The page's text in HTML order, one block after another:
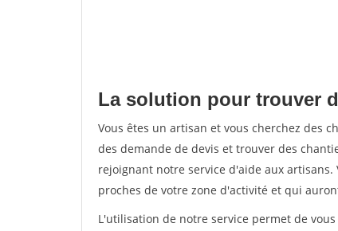
La solution pour trouver
Vous êtes un artisan et vous cherchez des
des demande de devis et trouver des
rejoignant notre service d'aide aux
proches de votre zone d'activité et qui
L'utilisation de notre service permet de